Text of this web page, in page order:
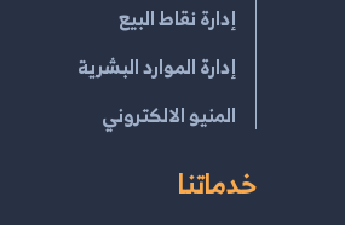
إدارة نقاط البيع
إدارة الموارد البشرية
المنيو الالكتروني
خدماتنا